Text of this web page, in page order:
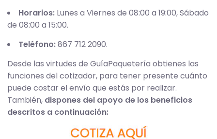
Horarios: Lunes a Viernes de 08:00 a 19:00, Sábado
de 08:00 a 15:00.
Teléfono:867 712 2090.
Desde las virtudes de GuíaPaquetería obtienes las
funciones del cotizador, para tener presente cuánto
puede costar el envío que estás por realizar.
También, dispones del apoyo de los beneficios
descritos a continuación: